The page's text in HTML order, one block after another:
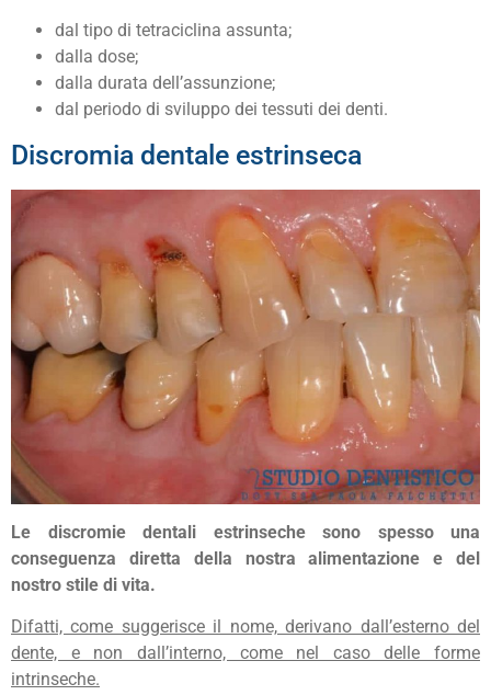
dal tipo di tetraciclina assunta;
dalla dose;
dalla durata dell’assunzione;
dal periodo di sviluppo dei tessuti dei denti.
Discromia dentale estrinseca
Le discromie dentali estrinseche sono spesso una
conseguenza diretta della nostra alimentazione e del
nostro stile di vita.
Difatti, come suggerisce il nome, derivano dall’esterno del
dente, e non dall’interno, come nel caso delle forme
intrinseche.